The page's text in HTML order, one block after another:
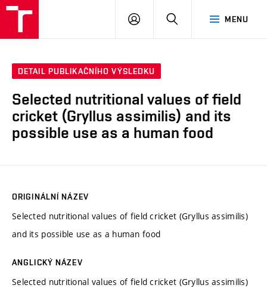
MENU
PŘIHLÁSIT
DETAIL PUBLIKAČNÍHO VÝSLEDKU
Selected nutritional values of field
cricket (Gryllus assimilis) and its
possible use as a human food
ORIGINÁLNÍ NÁZEV
Selected nutritional values of field cricket (Gryllus assimilis)
and its possible use as a human food
ANGLICKÝ NÁZEV
Selected nutritional values of field cricket (Gryllus assimilis)